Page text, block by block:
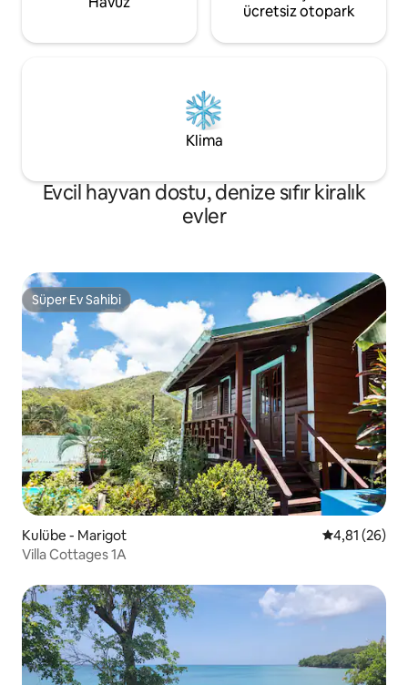
ücretsiz otopark
Klima
Evcil hayvan dostu, denize sıfır kiralık
evler
Süper Ev Sahibi
Süper Ev Sahibi
Kulübe - Marigot 5 üzerinden
4,81 (26)
Villa Cottages 1A